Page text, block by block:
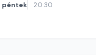
péntek 20:30